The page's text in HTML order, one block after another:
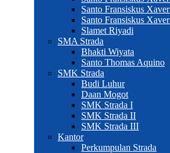
Santo Fransiskus
Santo Fransiskus
Slamet Riyadi
SMA Strada
Bhakti Wiyata
Santo Thomas Aquino
SMK Strada
Budi Luhur
Daan Mogot
SMK Strada I
SMK Strada II
SMK Strada III
Kantor
Perkumpulan Strada